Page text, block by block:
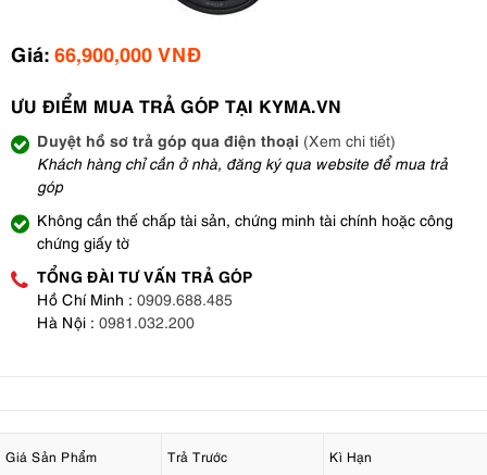
Giá: 66,900,000 VNĐ
ƯU ĐIỂM MUA TRẢ GÓP TẠI KYMA.VN
Duyệt hồ sơ trả góp qua điện thoại (Xem chi tiết)
Khách hàng chỉ cần ở nhà, đăng ký qua website để mua trả
góp
Không cần thế chấp tài sản, chứng minh tài chính hoặc công
chứng giấy tờ
TỔNG ĐÀI TƯ VẤN TRẢ GÓP
Hồ Chí Minh : 0909.688.485
Hà Nội : 0981.032.200
Giá Sản Phẩm Trả Trước Kì Hạn